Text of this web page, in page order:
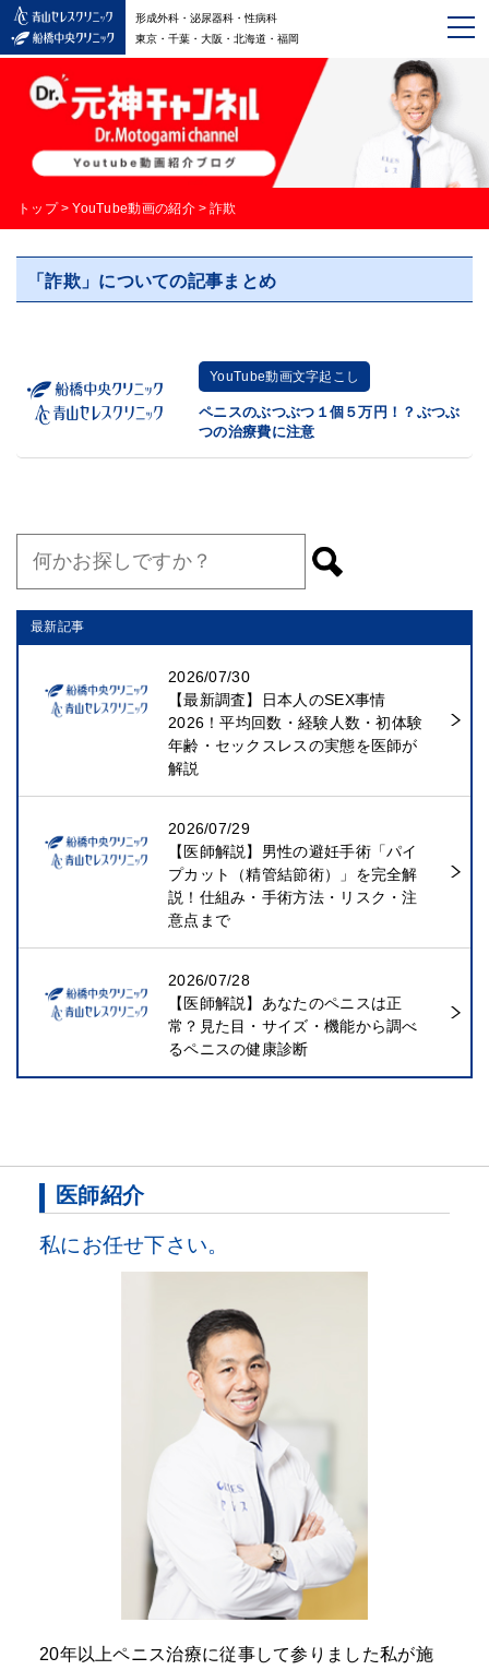
形成外科・泌尿器科・性病科
東京・千葉・大阪・北海道・福岡
トップ > YouTube動画の紹介 > 詐欺
「詐欺」についての記事まとめ
YouTube動画文字起こし
ペニスのぶつぶつ１個５万円！？ぶつぶ
つの治療費に注意
最新記事
2026/07/30
【最新調査】日本人のSEX事情
2026！平均回数・経験人数・初体験
年齢・セックスレスの実態を医師が
解説
2026/07/29
【医師解説】男性の避妊手術「パイ
プカット（精管結節術）」を完全解
説！仕組み・手術方法・リスク・注
意点まで
2026/07/28
【医師解説】あなたのペニスは正
常？見た目・サイズ・機能から調べ
るペニスの健康診断
医師紹介
私にお任せ下さい。
20年以上ペニス治療に従事して参りました私が施